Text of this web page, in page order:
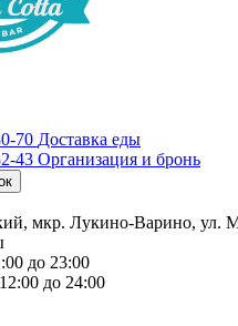
70 Доставка еды
43 Организация и бронь
мкр. Лукино-Варино, ул.
до 23:00
до 24:00